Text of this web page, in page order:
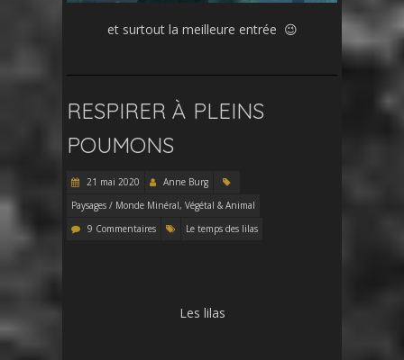
et surtout la meilleure entrée 😉
RESPIRER À PLEINS
POUMONS
21 mai 2020
Anne Burg
Paysages / Monde Minéral, Végétal & Animal
9 Commentaires
Le temps des lilas
Les lilas